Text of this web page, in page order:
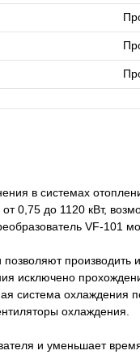
в системах
0,75 до 1120 кВт,
VF-101
производить
исключено
система
охлаждения.
и уменьшает